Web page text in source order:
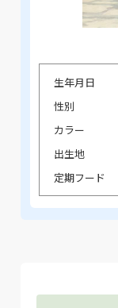
生年月日
性別
カラー
出生地
定期フード